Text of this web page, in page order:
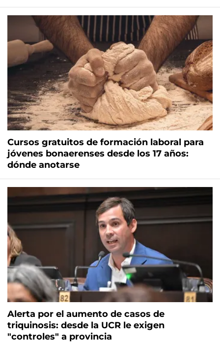
Cursos gratuitos de formación laboral para
jóvenes bonaerenses desde los 17 años:
dónde anotarse
Alerta por el aumento de casos de
triquinosis: desde la UCR le exigen
"controles" a provincia